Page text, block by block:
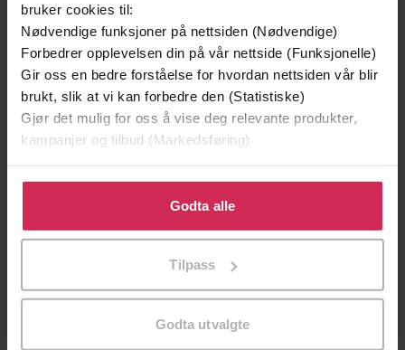
bruker cookies til:
Nødvendige funksjoner på nettsiden (Nødvendige)
Forbedrer opplevelsen din på vår nettside (Funksjonelle)
Gir oss en bedre forståelse for hvordan nettsiden vår blir
brukt, slik at vi kan forbedre den (Statistiske)
Gjør det mulig for oss å vise deg relevante produkter,
kampanjer og tilbud (Markedsføring)
Klikk på «Godta alle» for å gi oss ditt samtykke til å
bruke cookies for alle disse formålene. Du kan også
tilpasse ditt samtykke til spesifikke formål ved å klikke
Godta alle
Tilpass
Godta utvalgte
199,-
EBOK
349,-
EBOK